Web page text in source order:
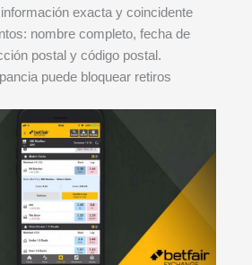
exacta y coincidente
nombre completo, fecha de
postal y código postal.
puede bloquear retiros